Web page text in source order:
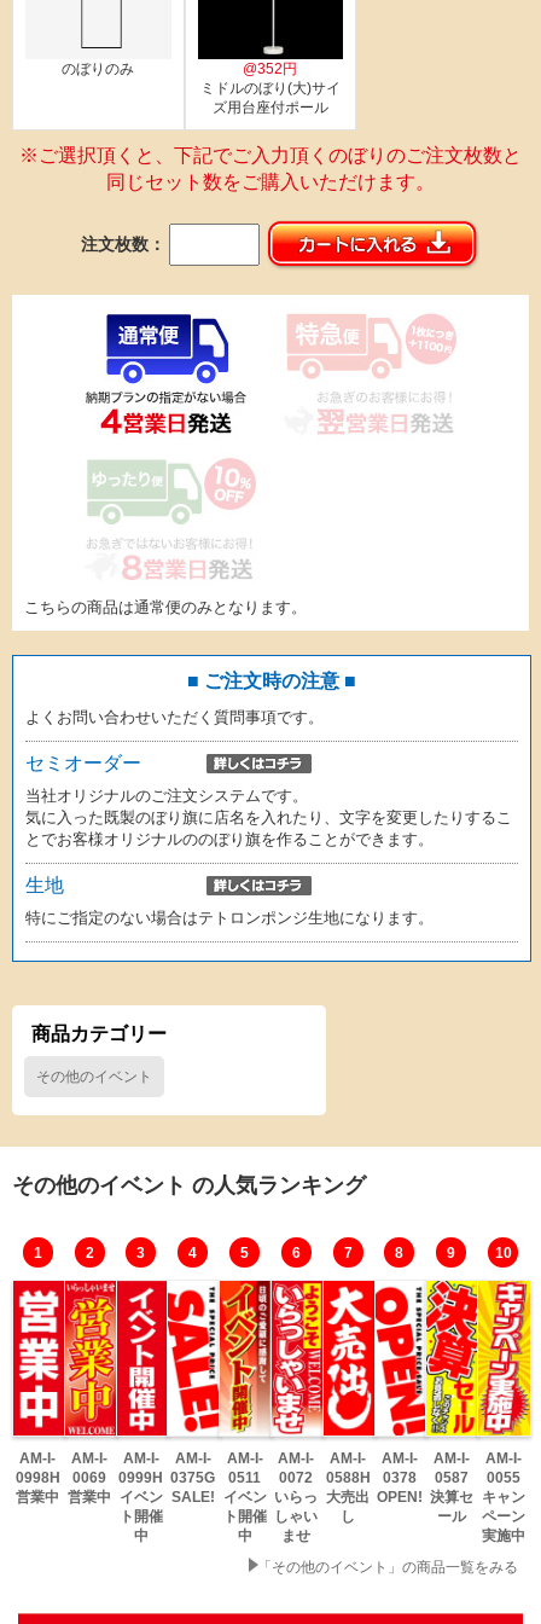
のぼりのみ
@352円
ミドルのぼり(大)サイ
ズ用台座付ポール
※ご選択頂くと、下記でご入力頂くのぼりのご注文枚数と
同じセット数をご購入いただけます。
注文枚数：
こちらの商品は通常便のみとなります。
■ ご注文時の注意 ■
よくお問い合わせいただく質問事項です。
セミオーダー
当社オリジナルのご注文システムです。
気に入った既製のぼり旗に店名を入れたり、文字を変更したりするこ
とでお客様オリジナルののぼり旗を作ることができます。
生地
特にご指定のない場合はテトロンポンジ生地になります。
商品カテゴリー
その他のイベント
その他のイベント の人気ランキング
1
AM-I-
0998H
営業中
2
AM-I-
0069
営業中
3
AM-I-
0999H
イベン
ト開催
中
4
AM-I-
0375G
SALE!
5
AM-I-
0511
イベン
ト開催
中
6
AM-I-
0072
いらっ
しゃい
ませ
7
AM-I-
0588H
大売出
し
8
AM-I-
0378
OPEN!
9
AM-I-
0587
決算セ
ール
10
AM-I-
0055
キャン
ペーン
実施中
「その他のイベント」の商品一覧をみる